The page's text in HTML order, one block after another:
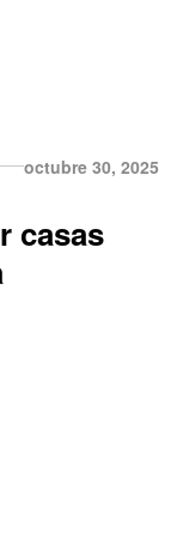
octubre 30, 2025
casas